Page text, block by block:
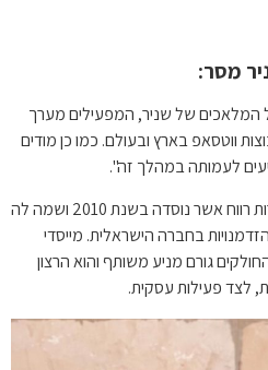
מסר:
המלאכים של שניר, המפעילים מערך
אנשים בקבוצות ווטסאפ בארץ ובעולם. כמו כן מודים
עמותת שניר היא עמותה ללא מטרות רווח אשר נוסדה בשנת 2010 ושמה לה
בחברה הישראלית. מייסדי
גורם מניע משותף והוא הרצון
לצד פעילות עסקית.